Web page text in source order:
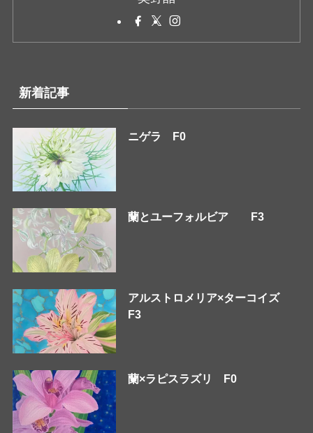
新着記事
ニゲラ F0
蘭とユーフォルビア F3
アルストロメリア×ターコイズ
F3
蘭×ラピスラズリ F0